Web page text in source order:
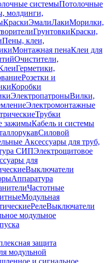
системыПотолочные
молдинги,
КраскиЭмалиЛакиМорилки,
ГрунтовкиКраски,
Пены, клеи,
Монтажная пенаКлеи для
Очистители,
Герметики,
Розетки и
Коробки
ЭлектропатроныВилки,
Электромонтажные
Трубки
зажимыКабель и системы
Силовой
Аксессуары для труб,
СИПЭлектрощитовое
для
Выключатели
Аппаратура
Частотные
Модульная
РелеВыключатели
модульное
защита
модульной
и сигнальное